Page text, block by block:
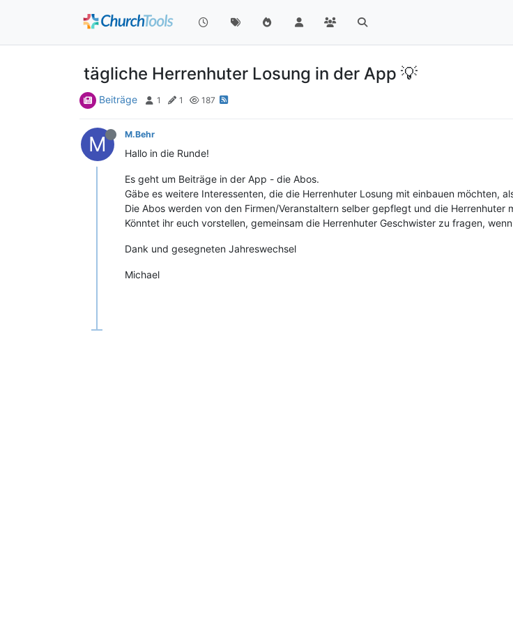
tägliche Herrenhuter Losung in der App 💡
Beiträge 1 1 187
M M.Behr
Hallo in die Runde!
Es geht um Beiträge in der App - die Abos.
Gäbe es weitere Interessenten, die die Herrenhuter Losung mit einbauen möchten,
Die Abos werden von den Firmen/Veranstaltern selber gepflegt und die
Könntet ihr euch vorstellen, gemeinsam die Herrenhuter Geschwister zu fragen,
Dank und gesegneten Jahreswechsel
Michael